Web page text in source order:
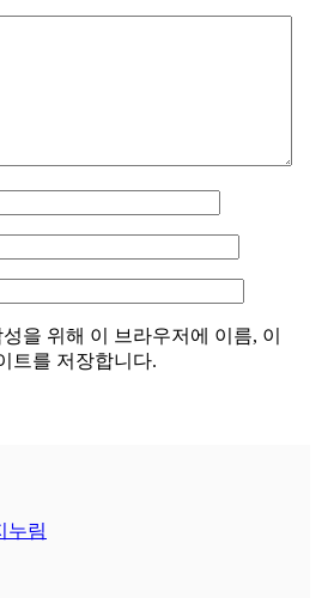
을 위해 이 브라우저에 이름, 이
트를 저장합니다.
누림